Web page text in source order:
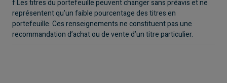
f Les titres du portefeuille peuvent changer sans préavis et ne
représentent qu’un faible pourcentage des titres en
portefeuille. Ces renseignements ne constituent pas une
recommandation d’achat ou de vente d’un titre particulier.